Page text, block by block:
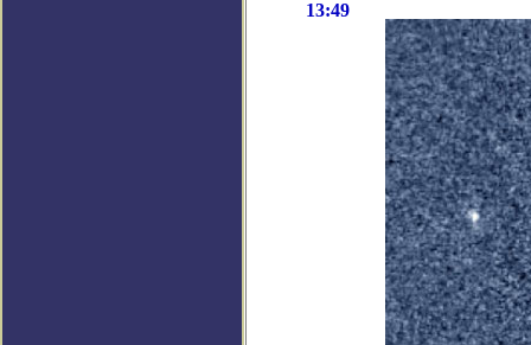
13:49